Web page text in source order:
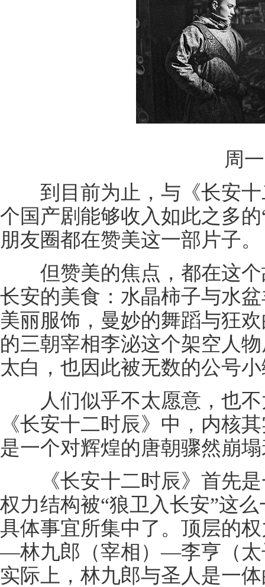
周
到目前为止，与《长安十
个国产剧能够收入如此之多
朋友圈都在赞美这一部片子。
但赞美的焦点，都在这个
长安的美食：水晶柿子与水
美丽服饰，曼妙的舞蹈与狂
的三朝宰相李泌这个架空人
太白，也因此被无数的公号
人们似乎不太愿意，也不
《长安十二时辰》中，内核
是一个对辉煌的唐朝骤然崩
《长安十二时辰》首先是
权力结构被“狼卫入长安”这
具体事宜所集中了。顶层的
—林九郎（宰相）—李亨（太
实际上，林九郎与圣人是一